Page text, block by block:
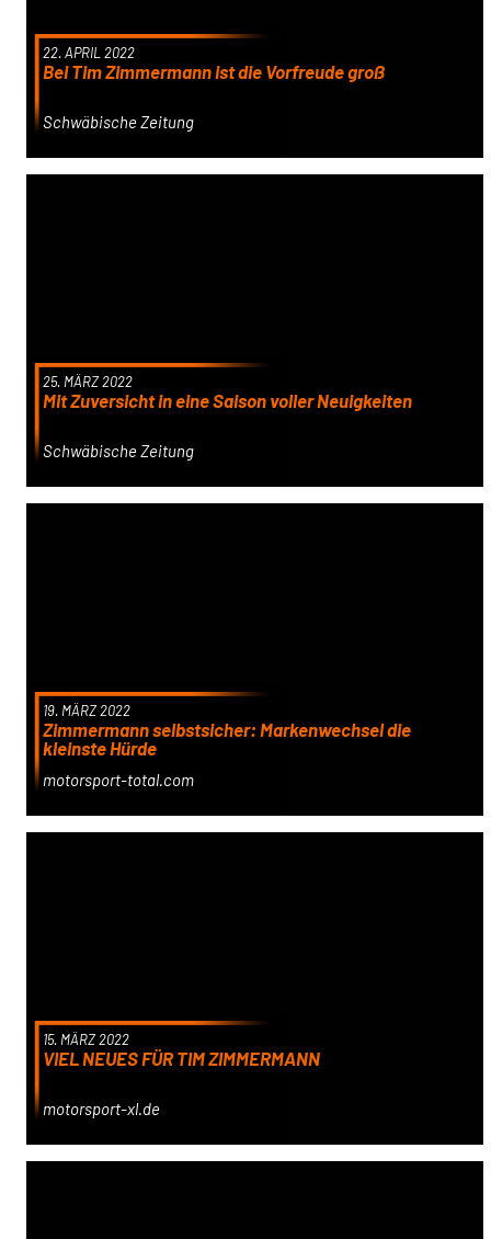
22. APRIL 2022
Bei Tim Zimmermann ist die Vorfreude groß
Schwäbische Zeitung
25. MÄRZ 2022
Mit Zuversicht in eine Saison voller Neuigkeiten
Schwäbische Zeitung
19. MÄRZ 2022
Zimmermann selbstsicher: Markenwechsel die
kleinste Hürde
motorsport-total.com
15. MÄRZ 2022
VIEL NEUES FÜR TIM ZIMMERMANN
motorsport-xl.de